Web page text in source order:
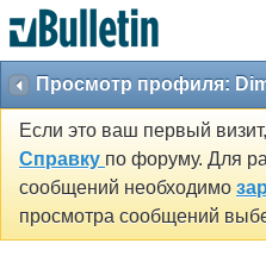
Просмотр профиля:
Если это ваш первый
Справку по форуму. Для
сообщений необходимо
просмотра сообщений